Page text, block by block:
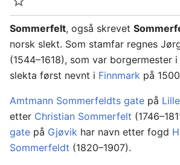
Overvåk
Sommerfelt, også skrevet
norsk slekt. Som stamfar regnes
(1544–1618), som var borgermester
slekta først nevnt i Finnmark på
Amtmann Sommerfeldts gate på
etter Christian Sommerfelt
gate på Gjøvik har navn etter fogd
Sommerfeldt (1820–1907).